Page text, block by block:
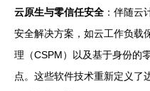
云原生与零信任安全 ：伴随云
安全解决方案，如云工作负载
理（CSPM）以及基于身份的
点。这些软件技术重新定义了